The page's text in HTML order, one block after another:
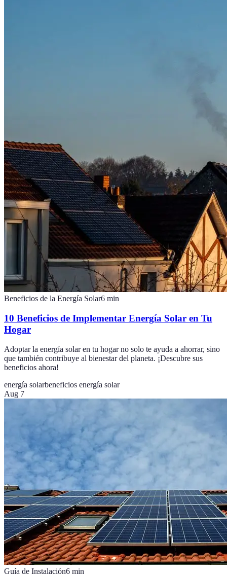
Beneficios de la Energía Solar6 min
10 Beneficios de Implementar Energía Solar en Tu
Hogar
Adoptar la energía solar en tu hogar no solo te ayuda a ahorrar, sino
que también contribuye al bienestar del planeta. ¡Descubre sus
beneficios ahora!
energía solarbeneficios energía solar
Aug 7
Guía de Instalación6 min